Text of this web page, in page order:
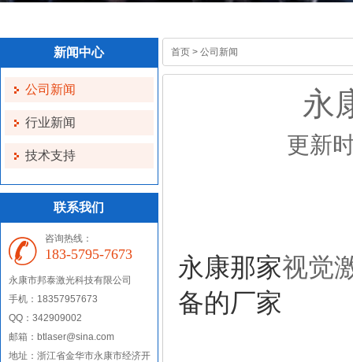
新闻中心
公司新闻
行业新闻
技术支持
联系我们
咨询热线：
183-5795-7673
永康市邦泰激光科技有限公司
手机：18357957673
QQ：342909002
邮箱：btlaser@sina.com
地址： 浙江省金华市永康市经济开
首页 > 公司新闻
永
更新
永康那家视觉
备的厂家